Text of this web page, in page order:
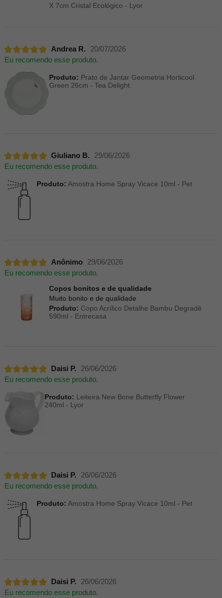
X 7cm Cristal Ecológico - Lyor
Andrea R.
20/07/2026
Eu recomendo esse produto.
Produto: Prato de Jantar Geometria Horticool
Green 26cm - Tea Delight
Giuliano B.
29/06/2026
Eu recomendo esse produto.
Produto: Amostra Home Spray Vicace 10ml - Pet
Anônimo
29/06/2026
Eu recomendo esse produto.
Copos bonitos e de qualidade
Muito bonito e de qualidade
Produto: Copo Acrílico Detalhe Bambu Degradê
590ml - Entrecasa
Daisi P.
26/06/2026
Eu recomendo esse produto.
Produto: Leiteira New Bone Butterfly Flower
240ml - Lyor
Daisi P.
26/06/2026
Eu recomendo esse produto.
Produto: Amostra Home Spray Vicace 10ml - Pet
Daisi P.
26/06/2026
Eu recomendo esse produto.